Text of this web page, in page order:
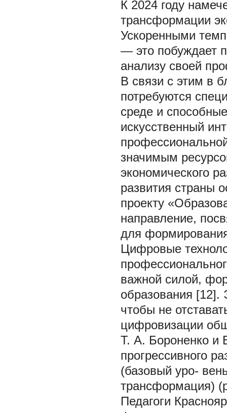
К 2024 году
трансформации
Ускоренными
— это побуждает
анализу своей
В связи с этим в
потребуются
среде и
искусственный
значимым
экономического
развития страны
проекту
направление,
для
Цифровые
важной силой,
образования [12].
чтобы не
цифровизации
Т. А. Бороненко и
прогрессивного
(базовый уро-
трансформация)
Педагоги